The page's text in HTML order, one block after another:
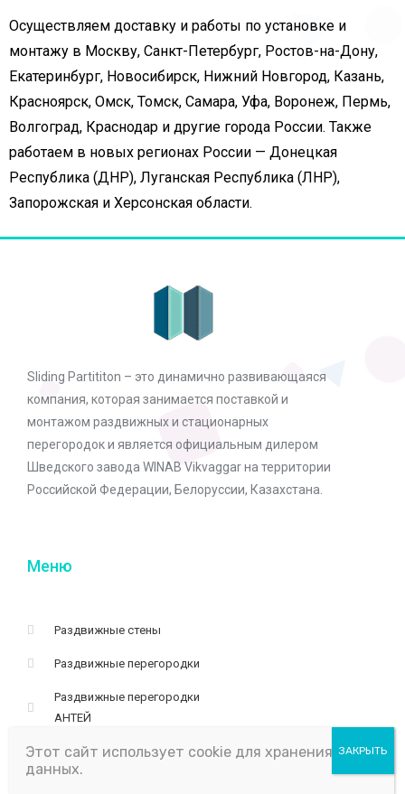
Осуществляем доставку и работы по установке и
монтажу в Москву, Санкт-Петербург, Ростов-на-Дону,
Екатеринбург, Новосибирск, Нижний Новгород, Казань,
Красноярск, Омск, Томск, Самара, Уфа, Воронеж, Пермь,
Волгоград, Краснодар и другие города России. Также
работаем в новых регионах России — Донецкая
Республика (ДНР), Луганская Республика (ЛНР),
Запорожская и Херсонская области.
Sliding Partititon – это динамично развивающаяся
компания, которая занимается поставкой и
монтажом раздвижных и стационарных
перегородок и является официальным дилером
Шведского завода WINAB Vikvaggar на территории
Российской Федерации, Белоруссии, Казахстана.
Меню
Раздвижные стены
Раздвижные перегородки
Раздвижные перегородки
АНТЕЙ
Стеклянные раздвижные
перегородки и стены
Этот сайт использует cookie для хранения
данных.